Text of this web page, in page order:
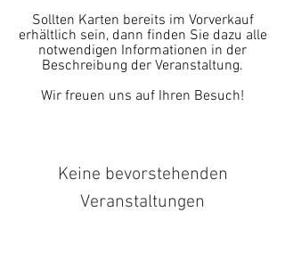
Sollten Karten bereits im Vorverkauf
erhältlich sein, dann finden Sie dazu alle
notwendigen Informationen in der
Beschreibung der Veranstaltung.
Wir freuen uns auf Ihren Besuch!
Keine bevorstehenden
Veranstaltungen